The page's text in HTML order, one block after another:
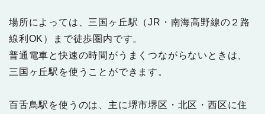
場所によっては、三国ヶ丘駅（JR・南海高野線の２路
線利OK）まで徒歩圏内です。
普通電車と快速の時間がうまくつながらないときは、
三国ヶ丘駅を使うことができます。
百舌鳥駅を使うのは、主に堺市堺区・北区・西区に住